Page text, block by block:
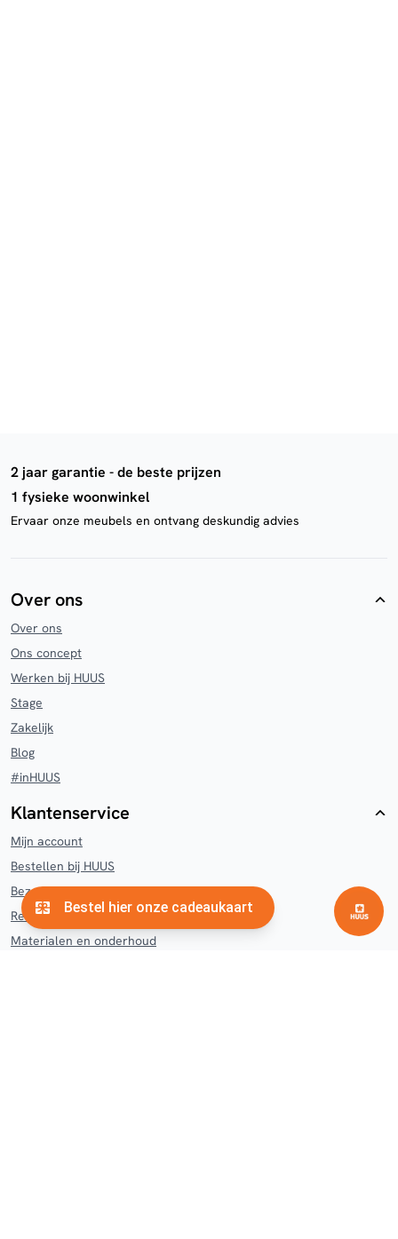
2 jaar garantie - de beste prijzen
1 fysieke woonwinkel
Ervaar onze meubels en ontvang deskundig advies
Over ons
Over ons
Ons concept
Werken bij HUUS
Stage
Zakelijk
Blog
#inHUUS
Klantenservice
Mijn account
Bestellen bij HUUS
Bezorgen en afhalen HUUS
Retourneren en klachten
Materialen en onderhoud